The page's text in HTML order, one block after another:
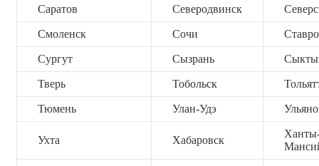
Саратов Северодвинск
Смоленск Сочи
Сургут Сызрань
Тверь Тобольск
Тюмень Улан-Удэ
Ухта Хабаровск